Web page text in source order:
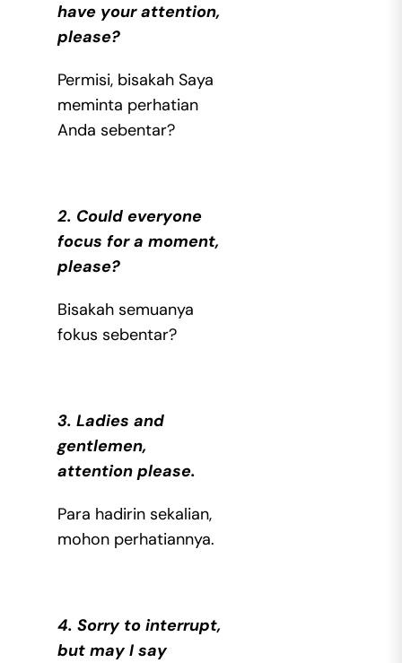
have your attention,
please?
Permisi, bisakah Saya
meminta perhatian
Anda sebentar?
2. Could everyone
focus for a moment,
please?
Bisakah semuanya
fokus sebentar?
3. Ladies and
gentlemen,
attention please.
Para hadirin sekalian,
mohon perhatiannya.
4. Sorry to interrupt,
but may I say